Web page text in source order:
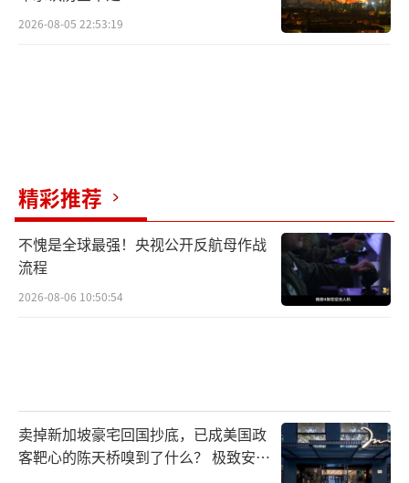
2026-08-05 22:53:19
精彩推荐
不愧是全球最强！央视公开反航母作战
流程
2026-08-06 10:50:54
卖掉新加坡豪宅回国抄底，已成美国政
客靶心的陈天桥嗅到了什么？ 极致安全